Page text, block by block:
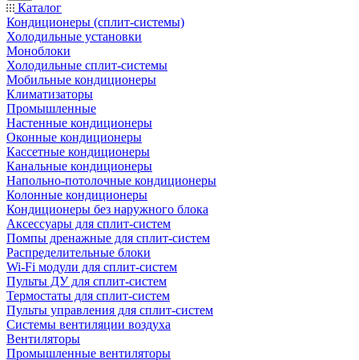
Каталог
Кондиционеры (сплит-системы)
Холодильные установки
Моноблоки
Холодильные сплит-системы
Мобильные кондиционеры
Климатизаторы
Промышленные
Настенные кондиционеры
Оконные кондиционеры
Кассетные кондиционеры
Канальные кондиционеры
Напольно-потолочные кондиционеры
Колонные кондиционеры
Кондиционеры без наружного блока
Аксессуары для сплит-систем
Помпы дренажные для сплит-систем
Распределительные блоки
Wi-Fi модули для сплит-систем
Пульты ДУ для сплит-систем
Термостаты для сплит-систем
Пульты управления для сплит-систем
Системы вентиляции воздуха
Вентиляторы
Промышленные вентиляторы